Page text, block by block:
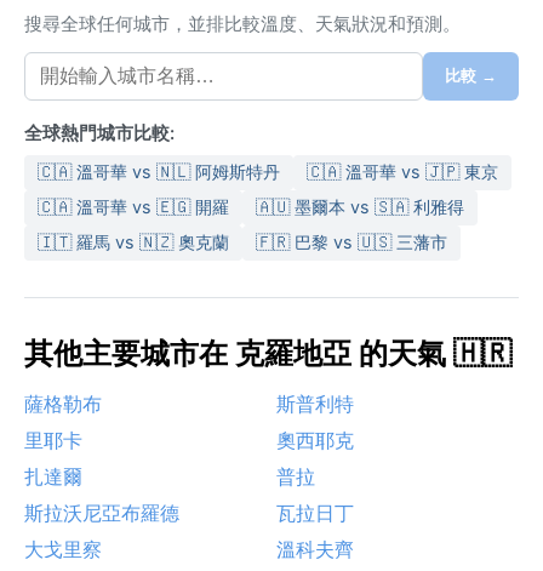
搜尋全球任何城市，並排比較溫度、天氣狀況和預測。
比較 →
全球熱門城市比較:
🇨🇦 溫哥華 vs 🇳🇱 阿姆斯特丹
🇨🇦 溫哥華 vs 🇯🇵 東京
🇨🇦 溫哥華 vs 🇪🇬 開羅
🇦🇺 墨爾本 vs 🇸🇦 利雅得
🇮🇹 羅馬 vs 🇳🇿 奧克蘭
🇫🇷 巴黎 vs 🇺🇸 三藩市
其他主要城市在 克羅地亞 的天氣 🇭🇷
薩格勒布
斯普利特
里耶卡
奧西耶克
扎達爾
普拉
斯拉沃尼亞布羅德
瓦拉日丁
大戈里察
溫科夫齊